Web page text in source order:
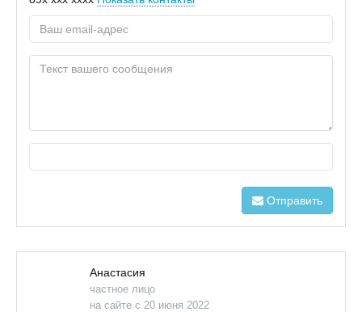
Отправить
Анастасия
частное лицо
на сайте с 20 июня 2022